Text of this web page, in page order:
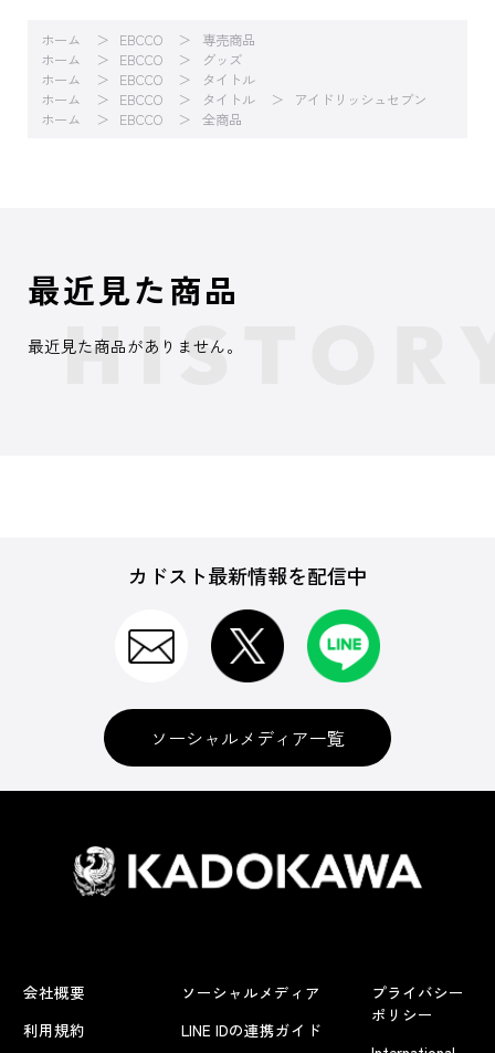
ホーム EBCCO
専売商品
ホーム
EBCCO
グッズ
ホーム
EBCCO
タイトル
ホーム
EBCCO タイトル
アイドリッシュセブン
ホーム
EBCCO 全商品
最近見た商品
最近見た商品がありません。
カドスト最新情報を配信中
ソーシャルメディア一覧
会社概要
利用規約
ソーシャルメディア
LINE IDの連携ガイド
プライバシー
ポリシー